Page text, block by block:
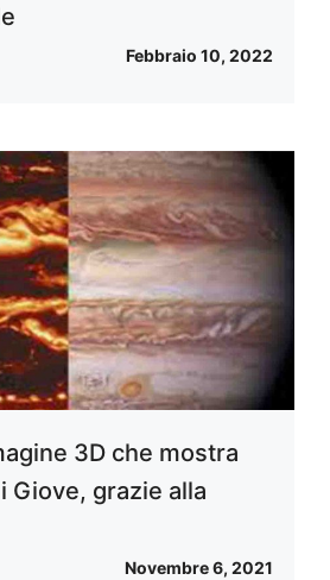
Febbraio 10, 2022
3D che mostra
Giove, grazie alla
Novembre 6, 2021